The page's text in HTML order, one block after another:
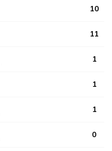
10
11
1
1
1
0